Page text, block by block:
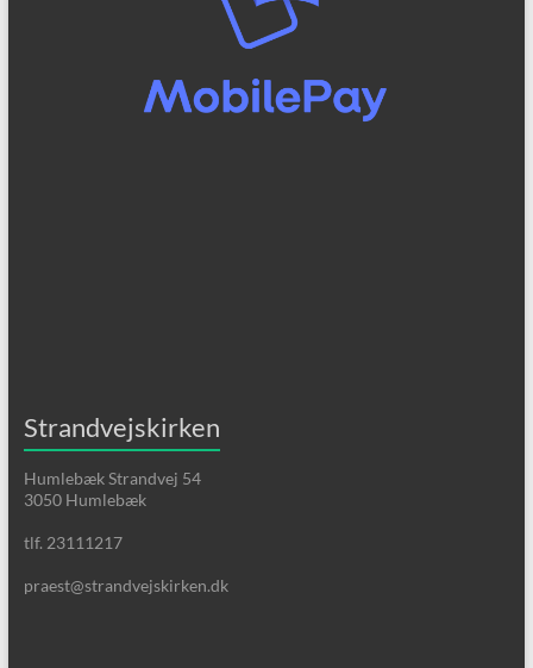
Strandvejskirken
Humlebæk Strandvej 54
3050 Humlebæk
tlf. 23111217
praest@strandvejskirken.dk